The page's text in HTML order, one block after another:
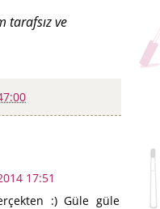
tarafsız ve
17:51
:) Güle güle